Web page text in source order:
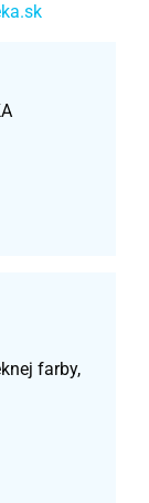
farby,